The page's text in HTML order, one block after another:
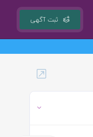
ثبت آگهی